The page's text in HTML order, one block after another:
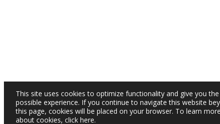
This site uses cookies to optimize functionality and give you
possible experience. If you continue to navigate this website
this page, cookies will be placed on your browser. To learn
about cookies, click here.